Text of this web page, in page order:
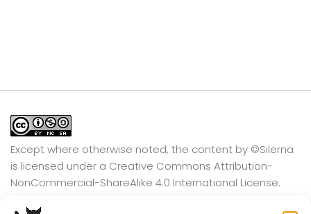
Except where otherwise noted, the content by ©Silerna
is licensed under a Creative Commons Attribution-
NonCommercial-ShareAlike 4.0 International License.